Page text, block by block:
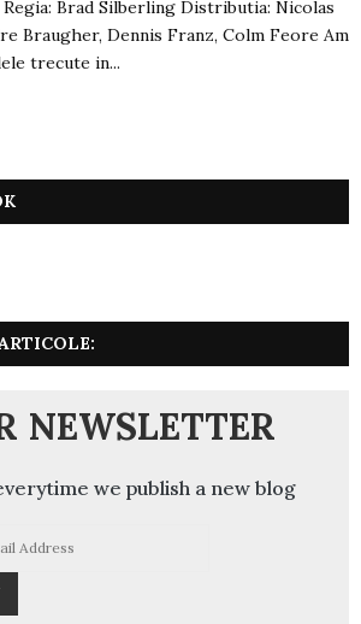
Brad Silberling Distributia: Nicolas
Braugher, Dennis Franz, Colm Feore Am
trecute in...
NEWSLETTER
we publish a new blog